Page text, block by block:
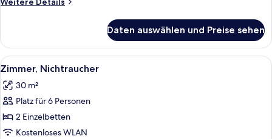
Room)
Nichtraucher
(Marina
Side
Daten auswählen und Preise sehen
Alle
Fotos
für
Zimmer,
Nichtraucher
anzeigen
Ein Hotelzimmer mit zwei Betten,
7
Zimmer, Nichtraucher
30 m²
Platz für 6 Personen
2 Einzelbetten
Kostenloses WLAN